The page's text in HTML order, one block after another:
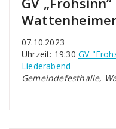
07.10.2023
Uhrzeit: 19:30 GV
Liederabend
Gemeindefesthalle,